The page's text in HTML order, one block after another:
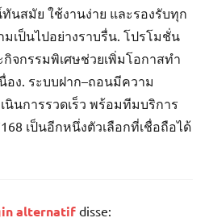
สมัย ใช้งานง่าย และรองรับทุก
เป็นไปอย่างราบรื่น. โปรโมชั่น
จกรรมพิเศษช่วยเพิ่มโอกาสทำ
อง. ระบบฝาก–ถอนมีความ
นินการรวดเร็ว พร้อมทีมบริการ
เป็นอีกหนึ่งตัวเลือกที่เชื่อถือได้
alternatif disse: